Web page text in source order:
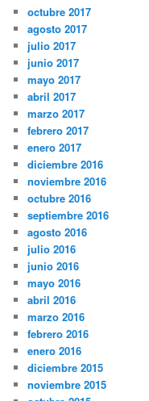
octubre 2017
agosto 2017
julio 2017
junio 2017
mayo 2017
abril 2017
marzo 2017
febrero 2017
enero 2017
diciembre 2016
noviembre 2016
octubre 2016
septiembre 2016
agosto 2016
julio 2016
junio 2016
mayo 2016
abril 2016
marzo 2016
febrero 2016
enero 2016
diciembre 2015
noviembre 2015